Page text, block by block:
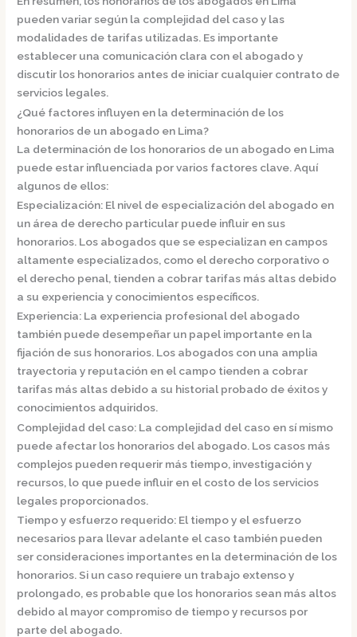
pueden variar según la complejidad del caso y las
modalidades de tarifas utilizadas. Es importante
establecer una comunicación clara con el abogado y
discutir los honorarios antes de iniciar cualquier contrato de
servicios legales.
¿Qué factores influyen en la determinación de los
honorarios de un abogado en Lima?
La determinación de los honorarios de un abogado en Lima
puede estar influenciada por varios factores clave. Aquí
algunos de ellos:
Especialización: El nivel de especialización del abogado en
un área de derecho particular puede influir en sus
honorarios. Los abogados que se especializan en campos
altamente especializados, como el derecho corporativo o
el derecho penal, tienden a cobrar tarifas más altas debido
a su experiencia y conocimientos específicos.
Experiencia: La experiencia profesional del abogado
también puede desempeñar un papel importante en la
fijación de sus honorarios. Los abogados con una amplia
trayectoria y reputación en el campo tienden a cobrar
tarifas más altas debido a su historial probado de éxitos y
conocimientos adquiridos.
Complejidad del caso: La complejidad del caso en sí mismo
puede afectar los honorarios del abogado. Los casos más
complejos pueden requerir más tiempo, investigación y
recursos, lo que puede influir en el costo de los servicios
legales proporcionados.
Tiempo y esfuerzo requerido: El tiempo y el esfuerzo
necesarios para llevar adelante el caso también pueden
ser consideraciones importantes en la determinación de los
honorarios. Si un caso requiere un trabajo extenso y
prolongado, es probable que los honorarios sean más altos
debido al mayor compromiso de tiempo y recursos por
parte del abogado.